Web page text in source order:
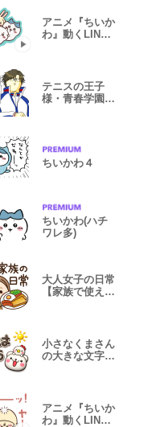
アニメ『ちいか
わ』動くLINE
テニスの王子
様・青春学園×
ちいかわ４
ちいかわ(ハチ
ワレ多)
大人女子の日常
【家族で使える
小さなくまさん
の大きな文字♡
アニメ『ちいか
わ』動くLINE